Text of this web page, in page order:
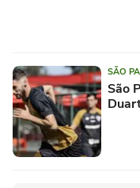
SÃO
São